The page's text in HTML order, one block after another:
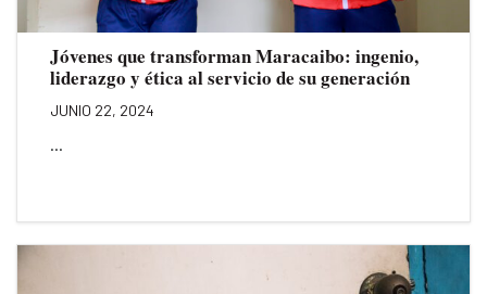
Jóvenes que transforman Maracaibo: ingenio,
liderazgo y ética al servicio de su generación
JUNIO 22, 2024
...